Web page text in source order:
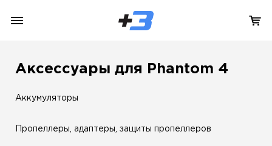
Аксессуары для Phantom 4
Аккумуляторы
Пропеллеры, адаптеры, защиты пропеллеров